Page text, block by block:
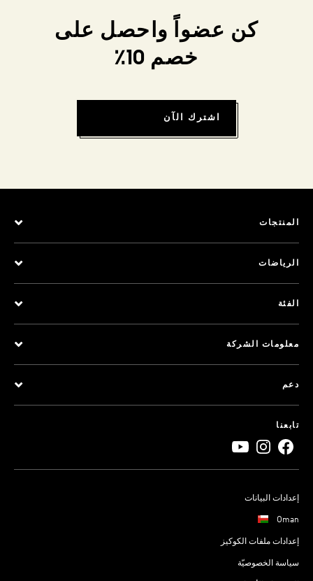
كن عضواً واحصل على
خصم 10٪
اشترك الآن
المنتجات
الرياضات
الفئة
معلومات الشركة
دعم
تابعنا
إعدادات البيانات
Oman
إعدادات ملفات الكوكيز
سياسة الخصوصيّة